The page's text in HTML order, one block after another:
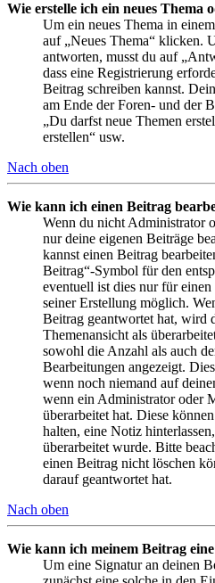
Wie erstelle ich ein neues Thema
Um ein neues Thema in
auf „Neues Thema“ klicken.
antworten, musst du auf
dass eine Registrierung
Beitrag schreiben kannst.
am Ende der Foren- und der
„Du darfst neue Themen
erstellen“ usw.
Nach oben
Wie kann ich einen Beitrag
Wenn du nicht Administrator
nur deine eigenen Beiträge
kannst einen Beitrag
Beitrag“-Symbol für den
eventuell ist dies nur für
seiner Erstellung möglich.
Beitrag geantwortet hat, wird
Themenansicht als
sowohl die Anzahl als auch
Bearbeitungen angezeigt.
wenn noch niemand auf
wenn ein Administrator oder
überarbeitet hat. Diese
halten, eine Notiz
überarbeitet wurde. Bitte
einen Beitrag nicht löschen
darauf geantwortet hat.
Nach oben
Wie kann ich meinem Beitrag
Um eine Signatur an deinen